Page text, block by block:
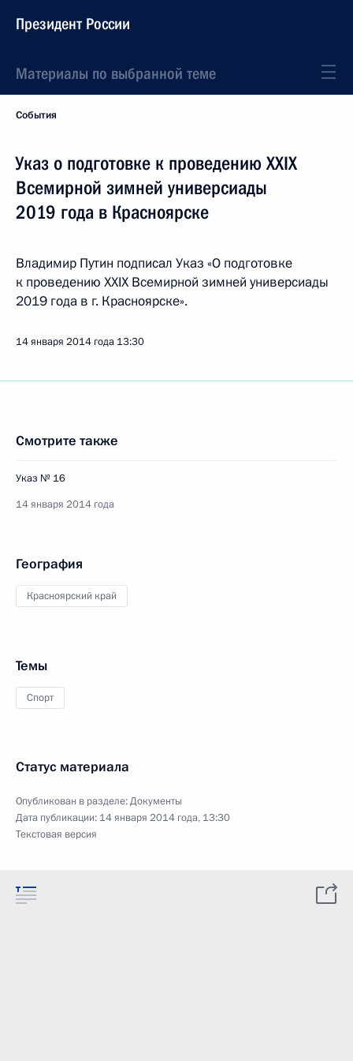
Президент России
Материалы по выбранной теме
События
Указ о подготовке к проведению XXIX
Всемирной зимней универсиады
2019 года в Красноярске
Владимир Путин подписал Указ «О подготовке
к проведению XXIX Всемирной зимней универсиады
2019 года в г. Красноярске».
14 января 2014 года 13:30
Смотрите также
Указ № 16
14 января 2014 года
География
Красноярский край
Темы
Спорт
Статус материала
Опубликован в разделе:Документы
Дата публикации: 14 января 2014 года, 13:30
Текстовая версия